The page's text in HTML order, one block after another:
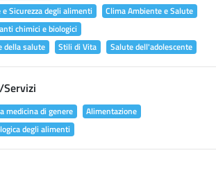
Sicurezza degli alimenti
Clima Ambiente e Salute
chimici e biologici
della salute
Stili di Vita Salute dell'adolescente
medicina di genere
Alimentazione
degli alimenti